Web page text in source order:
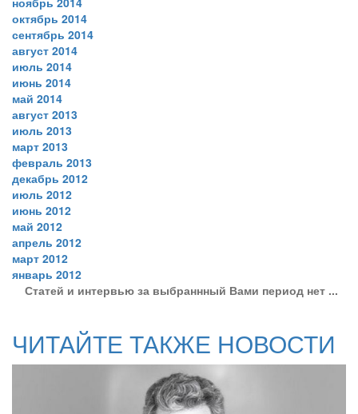
октябрь 2014
сентябрь 2014
август 2014
июль 2014
июнь 2014
май 2014
август 2013
июль 2013
март 2013
февраль 2013
декабрь 2012
июль 2012
июнь 2012
май 2012
апрель 2012
март 2012
январь 2012
Статей и интервью за выбраннный Вами период нет ...
ЧИТАЙТЕ ТАКЖЕ НОВОСТИ